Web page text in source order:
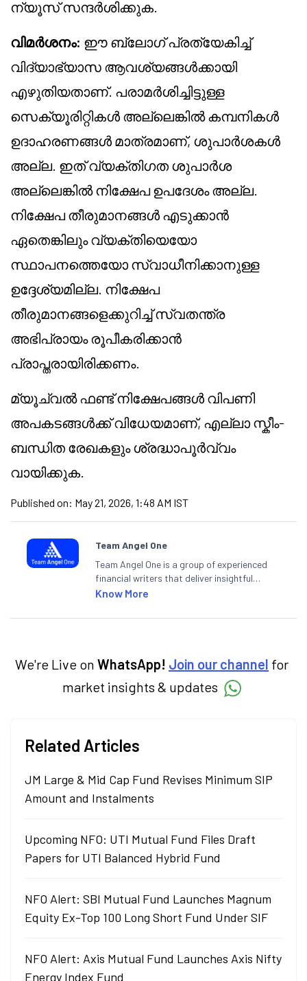
ന്യൂസ് സന്ദർശിക്കുക.
വിമർശനം: ഈ ബ്ലോഗ് പ്രത്യേകിച്ച്
വിദ്യാഭ്യാസ ആവശ്യങ്ങൾക്കായി
എഴുതിയതാണ്. പരാമർശിച്ചിട്ടുള്ള
സെക്യൂരിറ്റികൾ അല്ലെങ്കിൽ കമ്പനികൾ
ഉദാഹരണങ്ങൾ മാത്രമാണ്, ശുപാർശകൾ
അല്ല. ഇത് വ്യക്തിഗത ശുപാർശ
അല്ലെങ്കിൽ നിക്ഷേപ ഉപദേശം അല്ല.
നിക്ഷേപ തീരുമാനങ്ങൾ എടുക്കാൻ
ഏതെങ്കിലും വ്യക്തിയെയോ
സ്ഥാപനത്തെയോ സ്വാധീനിക്കാനുള്ള
ഉദ്ദേശ്യമില്ല. നിക്ഷേപ
തീരുമാനങ്ങളെക്കുറിച്ച് സ്വതന്ത്ര
അഭിപ്രായം രൂപീകരിക്കാൻ
പ്രാപ്തരായിരിക്കണം.
മ്യൂച്വൽ ഫണ്ട് നിക്ഷേപങ്ങൾ വിപണി
അപകടങ്ങൾക്ക് വിധേയമാണ്, എല്ലാ സ്കീം-
ബന്ധിത രേഖകളും ശ്രദ്ധാപൂർവ്വം
വായിക്കുക.
Published on: May 21, 2026, 1:48 AM IST
Team Angel One
Team Angel One is a group of experienced
financial writers that deliver insightful
articles on the stock market, IPO, economy,
categories.
Know More
We're Live on WhatsApp! Join our channel for
market insights & updates
Related Articles
JM Large & Mid Cap Fund Revises Minimum SIP
Amount and Instalments
Upcoming NFO: UTI Mutual Fund Files Draft
Papers for UTI Balanced Hybrid Fund
NFO Alert: SBI Mutual Fund Launches Magnum
Equity Ex-Top 100 Long Short Fund Under SIF
NFO Alert: Axis Mutual Fund Launches Axis Nifty
Energy Index Fund